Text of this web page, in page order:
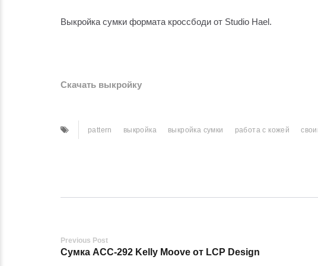
Выкройка сумки формата кроссбоди от Studio Hael.
Скачать выкройку
pattern выкройка выкройка сумки работа с кожей
Post
navigation
Previous Post
Сумка ACC-292 Kelly Moove от LCP Design